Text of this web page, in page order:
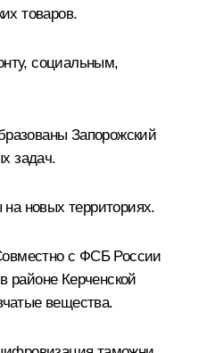
товаров.
социальным,
Запорожский
задач.
новых территориях.
с ФСБ России
районе Керченской
вещества.